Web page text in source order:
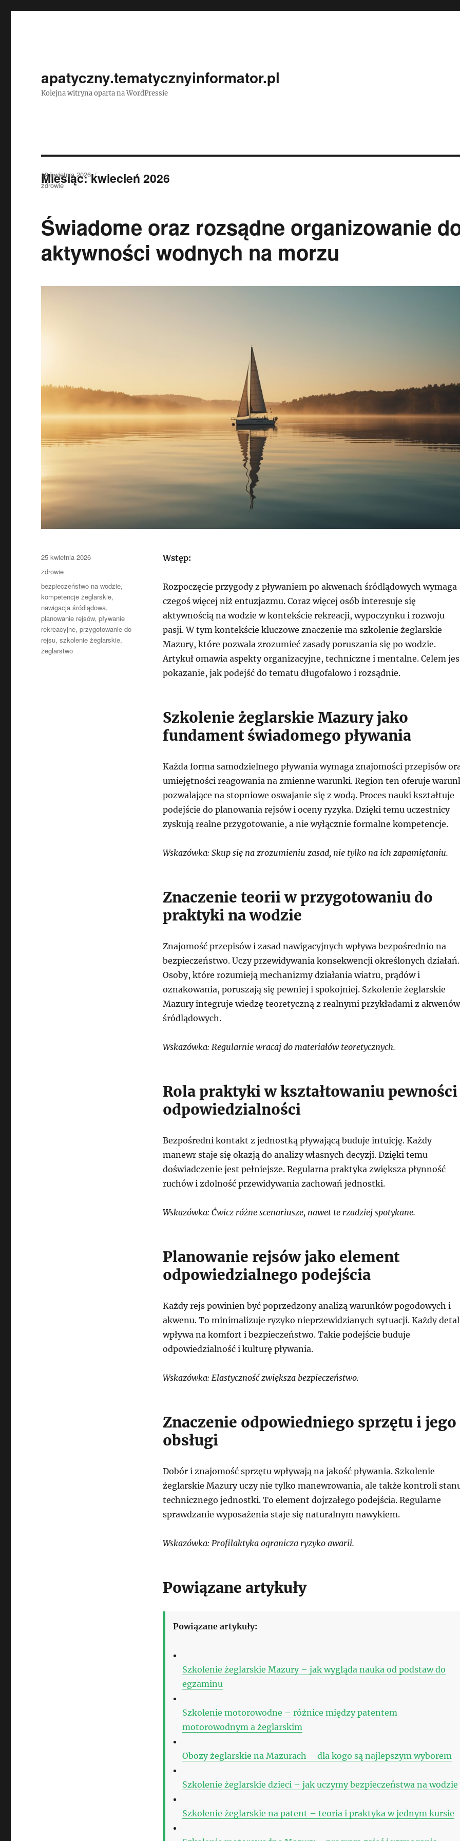
apatyczny.tematycznyinformator.pl
Kolejna witryna oparta na WordPressie
Miesiąc:kwiecień 2026
Świadome oraz rozsądne organizowanie
aktywności wodnych na morzu
Wstęp:
Rozpoczęcie przygody z pływaniem po akwenach śródlądowych wymaga
czegoś więcej niż entuzjazmu. Coraz więcej osób interesuje się
aktywnością na wodzie w kontekście rekreacji, wypoczynku i rozwoju
pasji. W tym kontekście kluczowe znaczenie ma szkolenie żeglarskie
Mazury, które pozwala zrozumieć zasady poruszania się po wodzie.
Artykuł omawia aspekty organizacyjne, techniczne i mentalne. Celem
pokazanie, jak podejść do tematu długofalowo i rozsądnie.
Szkolenie żeglarskie Mazury jako
fundament świadomego pływania
Każda forma samodzielnego pływania wymaga znajomości przepisów
umiejętności reagowania na zmienne warunki. Region ten oferuje
pozwalające na stopniowe oswajanie się z wodą. Proces nauki kształtuje
podejście do planowania rejsów i oceny ryzyka. Dzięki temu uczestnicy
zyskują realne przygotowanie, a nie wyłącznie formalne kompetencje.
Wskazówka: Skup się na zrozumieniu zasad, nie tylko na ich zapamiętaniu.
Znaczenie teorii w przygotowaniu do
praktyki na wodzie
Znajomość przepisów i zasad nawigacyjnych wpływa bezpośrednio na
bezpieczeństwo. Uczy przewidywania konsekwencji określonych działań.
Osoby, które rozumieją mechanizmy działania wiatru, prądów i
oznakowania, poruszają się pewniej i spokojniej. Szkolenie żeglarskie
Mazury integruje wiedzę teoretyczną z realnymi przykładami z akwenów
śródlądowych.
Wskazówka: Regularnie wracaj do materiałów teoretycznych.
Rola praktyki w kształtowaniu
odpowiedzialności
Bezpośredni kontakt z jednostką pływającą buduje intuicję. Każdy
manewr staje się okazją do analizy własnych decyzji. Dzięki temu
doświadczenie jest pełniejsze. Regularna praktyka zwiększa płynność
ruchów i zdolność przewidywania zachowań jednostki.
Wskazówka: Ćwicz różne scenariusze, nawet te rzadziej spotykane.
Planowanie rejsów jako element
odpowiedzialnego podejścia
Każdy rejs powinien być poprzedzony analizą warunków pogodowych i
akwenu. To minimalizuje ryzyko nieprzewidzianych sytuacji. Każdy detal
wpływa na komfort i bezpieczeństwo. Takie podejście buduje
odpowiedzialność i kulturę pływania.
Wskazówka: Elastyczność zwiększa bezpieczeństwo.
Znaczenie odpowiedniego sprzętu i jego
obsługi
Dobór i znajomość sprzętu wpływają na jakość pływania. Szkolenie
żeglarskie Mazury uczy nie tylko manewrowania, ale także kontroli
technicznego jednostki. To element dojrzałego podejścia. Regularne
sprawdzanie wyposażenia staje się naturalnym nawykiem.
Wskazówka: Profilaktyka ogranicza ryzyko awarii.
Powiązane artykuły
Powiązane artykuły:
Szkolenie żeglarskie Mazury – jak wygląda nauka od podstaw do
egzaminu
Szkolenie motorowodne – różnice między patentem
motorowodnym a żeglarskim
Obozy żeglarskie na Mazurach – dla kogo są najlepszym wyborem
Szkolenie żeglarskie dzieci – jak uczymy bezpieczeństwa na wodzie
Szkolenie żeglarskie na patent – teoria i praktyka w jednym kursie
Data
publikacji
25 kwietnia 2026
Kategorie
zdrowie
Tagi
bezpieczeństwo na wodzie,
kompetencje żeglarskie,
nawigacja śródlądowa,
planowanie rejsów,pływanie
rekreacyjne,przygotowanie do
rejsu,szkolenie żeglarskie,
żeglarstwo
Data
publikacji
19 kwietnia 2026
Kategorie
zdrowie